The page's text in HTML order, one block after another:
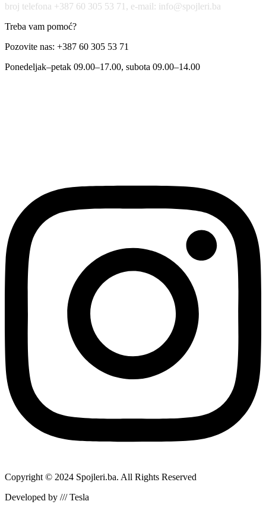
broj telefona +387 60 305 53 71, e-mail: info@spojleri.ba
Treba vam pomoć?
Pozovite nas: +387 60 305 53 71
Ponedeljak–petak 09.00–17.00, subota 09.00–14.00
Copyright © 2024 Spojleri.ba. All Rights Reserved
Developed by /// Tesla